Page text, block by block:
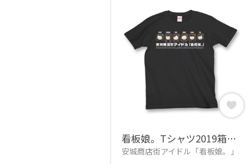
看板娘。Tシャツ2019箱推し（黒）
安城商店街アイドル「看板娘。」